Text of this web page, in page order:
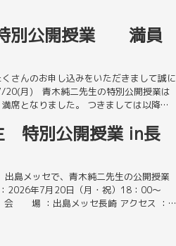
別公開授業 満員
さんのお申し込みをいただきまして誠に
20(月) 青木純二先生の特別公開授業は
席となりました。 つきましては以降の
特別公開授業 in長
島メッセで、青木純二先生の公開授業
年7月20日（月・祝）18：00〜
場 ：出島メッセ長崎 アクセス ：